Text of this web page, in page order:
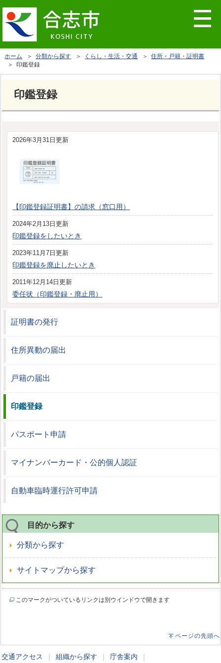
ホーム ＞分類から探す ＞ くらし・生活・交通 ＞住所・戸籍・証明書
＞ 印鑑登録
印鑑登録
2026年3月31日更新
【印鑑登録証明書】の請求（窓口用）
2024年2月13日更新
印鑑登録をしたいとき
2023年11月7日更新
印鑑登録を廃止したいとき
2011年12月14日更新
委任状（印鑑登録・廃止用）
証明書の発行
住所異動の届出
戸籍の届出
印鑑登録
パスポート申請
マイナンバーカード・公的個人認証
自動車臨時運行許可申請
目的から探す
分類から探す
サイトマップから探す
このマークがついているリンクは別ウインドウで開きます
ページの先頭へ
交通アクセス 組織から探す 庁舎案内